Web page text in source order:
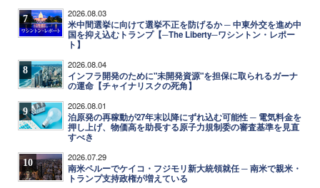
7 2026.08.03
米中間選挙に向けて選挙不正を防げるか ─ 中東外交を進め中
国を抑え込むトランプ【─The Liberty─ワシントン・レポー
ト】
8 2026.08.04
インフラ開発のために"未開発資源"を担保に取られるガーナ
の運命【チャイナリスクの死角】
9 2026.08.01
泊原発の再稼動が27年末以降にずれ込む可能性 ─ 電気料金を
押し上げ、物価高を助長する原子力規制委の審査基準を見直
すべき
10 2026.07.29
南米ペルーでケイコ・フジモリ新大統領就任 ─ 南米で親米・
トランプ支持政権が増えている